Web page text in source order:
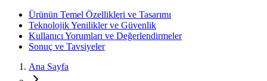
Ürünün Temel Özellikleri ve Tasarımı
Teknolojik Yenilikler ve Güvenlik
Kullanıcı Yorumları ve Değerlendirmeler
Sonuç ve Tavsiyeler
Ana Sayfa